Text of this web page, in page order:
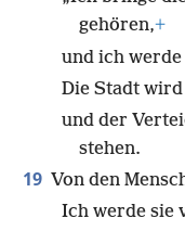
gehören,+
und ich
Die Stadt
und der
stehen.
19 Von den
Ich werde sie